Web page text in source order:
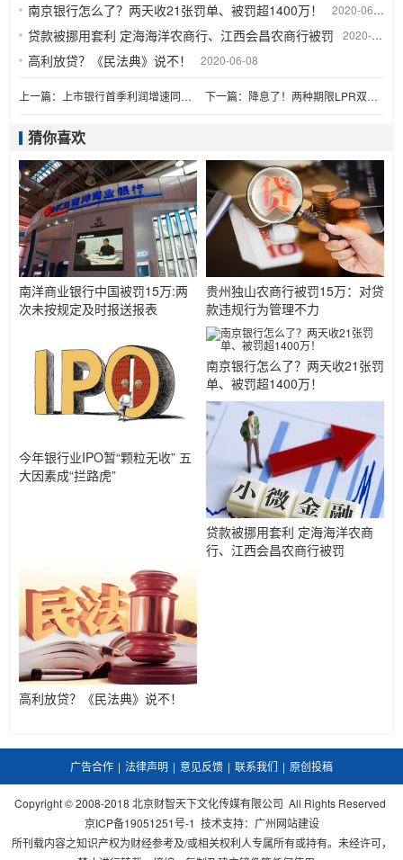
南京银行怎么了？两天收21张罚单、被罚超1400万！ 2020-06-09
贷款被挪用套利 定海海洋农商行、江西会昌农商行被罚 2020-06-09
高利放贷？《民法典》说不！ 2020-06-08
上一篇： 上市银行首季利润增速同比放缓 料成年内低点 下一篇： 降息了！两种期限LPR双降 你的房贷月供会降多少？
猜你喜欢
南洋商业银行中国被罚15万:两
次未按规定及时报送报表
贵州独山农商行被罚15万：对贷
款违规行为管理不力
今年银行业IPO暂“颗粒无收” 五
大因素成“拦路虎”
南京银行怎么了？两天收21张罚
单、被罚超1400万！
贷款被挪用套利 定海海洋农商
行、江西会昌农商行被罚
高利放贷？《民法典》说不！
广告合作 | 法律声明 | 意见反馈 | 联系我们 | 原创投稿
Copyright © 2008-2018 北京财智天下文化传媒有限公司 All Rights Reserved
京ICP备19051251号-1 技术支持： 广州网站建设
所刊载内容之知识产权为财经参考及/或相关权利人专属所有或持有。未经许可，